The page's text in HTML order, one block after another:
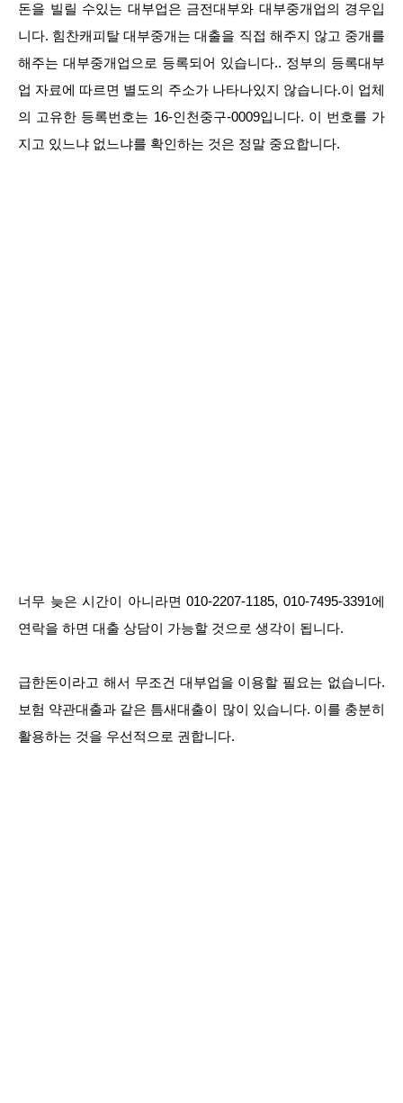
돈을 빌릴 수있는 대부업은 금전대부와 대부중개업의 경우입
니다. 힘찬캐피탈 대부중개는 대출을 직접 해주지 않고 중개를
해주는 대부중개업으로 등록되어 있습니다.. 정부의 등록대부
업 자료에 따르면 별도의 주소가 나타나있지 않습니다.이 업체
의 고유한 등록번호는 16-인천중구-0009입니다. 이 번호를 가
지고 있느냐 없느냐를 확인하는 것은 정말 중요합니다.
너무 늦은 시간이 아니라면 010-2207-1185, 010-7495-3391에
연락을 하면 대출 상담이 가능할 것으로 생각이 됩니다.
급한돈이라고 해서 무조건 대부업을 이용할 필요는 없습니다.
보험 약관대출과 같은 틈새대출이 많이 있습니다. 이를 충분히
활용하는 것을 우선적으로 권합니다.